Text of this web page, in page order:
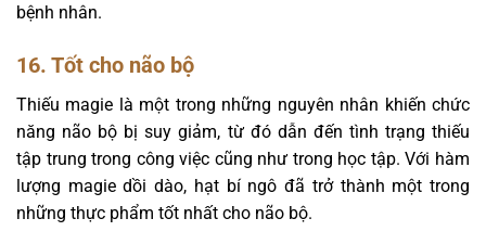
bệnh nhân.
16. Tốt cho não bộ
Thiếu magie là một trong những nguyên nhân khiến chức
năng não bộ bị suy giảm, từ đó dẫn đến tình trạng thiếu
tập trung trong công việc cũng như trong học tập. Với hàm
lượng magie dồi dào, hạt bí ngô đã trở thành một trong
những thực phẩm tốt nhất cho não bộ.